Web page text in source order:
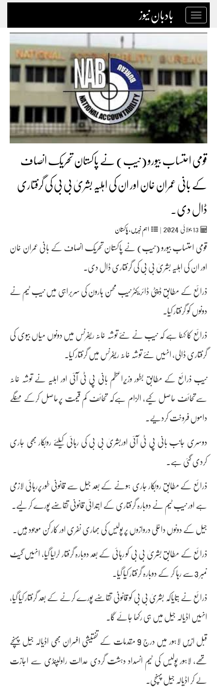
Toggle
navigationبادبان نیوز
قومی احتساب بیورو (نیب) نے پاکستان تحریک انصاف
کے بانی عمران خان اور ان کی اہلیہ بشریٰ بی بی کی گرفتاری
ڈال دی۔
13جولائی | اہم خبریں,پاکستان
قومی احتساب بیورو (نیب) نے پاکستان تحریک انصاف کے بانی عمران خان
اور ان کی اہلیہ بشریٰ بی بی کی گرفتاری ڈال دی۔
ذرائع کے مطابق ڈپٹی ڈائریکٹر نیب محسن ہارون کی سربراہی میں نیب ٹیم نے
دونوں کو گرفتار کیا۔
ذرائع کا کہنا ہے کہ نیب نے نئے توشہ خانہ ریفرنس میں دونوں میاں بیوی کی
گرفتاری ڈالی، انہیں نئے توشہ خانہ ریفرنس میں گرفتار کیا۔
نیب ذرائع کے مطابق بطور وزیراعظم بانی پی ٹی آئی اور اہلیہ نے توشہ خانہ
سےتحائف حاصل کیے، الزام ہےکہ تحائف کم قیمت پرحاصل کرکے مہنگے
داموں فروخت کردیے۔
دوسری جانب بانی پی ٹی آئی اوربشریٰ بی بی کی رہائی کیلئے روبکار بھی جاری
کردی گئی ہے۔
ذرائع کے مطابق روبکار جاری ہونے کے بعد جیل سے قانونی طورپررہائی لازمی
ہے اور نیب ٹیم نے دوبارہ گرفتاری کے ابتدائی قانونی تقاضے پورے کر لیے۔
جیل کے دونوں داخلی دروازوں پر پولیس کی بھاری نفری اور کارکن موجود ہیں۔
ذرائع کے مطابق بشریٰ بی بی کو رہائی کے بعد دوبارہ گرفتار لرلیا گیا، انہیں گیٹ
نمبر 3سے رہا کر کے دوبارہ گرفتار کیا گیا۔
ذرائع نے بتایاکہ بشریٰ بی بی کو قانونی تقاضے پورے کرنے کے بعد گرفتار کیا گیا،
انہیں اڈیالہ جیل میں ہی رکھا جائے گا۔
قبل ازیں لاہور میں درج 9 مقدمات کے تفتیشی افسران بھی اڈیالہ جیل پہنچے
تھے، لاہور پولیس کی ٹیم انسداد دہشت گردی عدالت راولپنڈی سے اجازت
لے کر اڈیالہ جیل پہنچی۔